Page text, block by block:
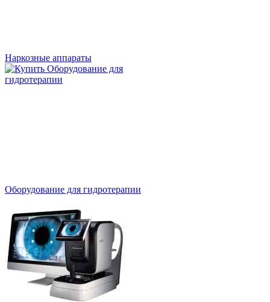
Наркозные аппараты
Оборудование для гидротерапии